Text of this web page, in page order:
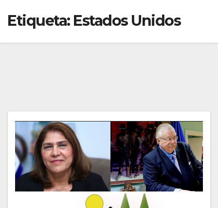
Etiqueta: Estados Unidos